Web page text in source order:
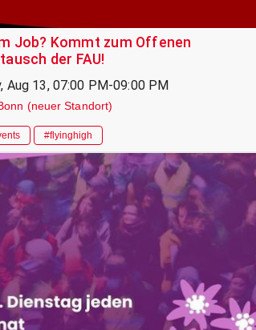
Job? Kommt zum Offenen
der FAU!
Aug 13, 07:00 PM-09:00 PM
(neuer Standort)
#flyinghigh